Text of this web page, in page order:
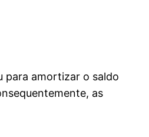
para amortizar o saldo
as